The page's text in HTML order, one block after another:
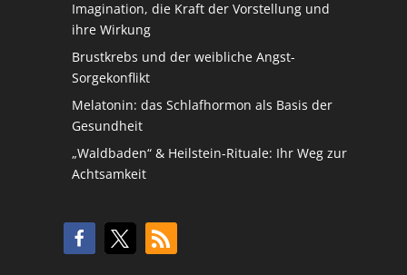
Imagination, die Kraft der Vorstellung und
ihre Wirkung
Brustkrebs und der weibliche Angst-
Sorgekonflikt
Melatonin: das Schlafhormon als Basis der
Gesundheit
„Waldbaden“ & Heilstein-Rituale: Ihr Weg zur
Achtsamkeit